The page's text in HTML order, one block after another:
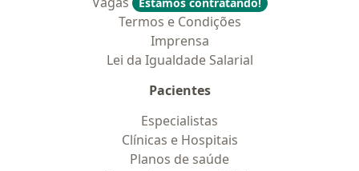
Termos e Condições
Imprensa
Lei da Igualdade Salarial
Pacientes
Especialistas
Clínicas e Hospitais
Planos de saúde